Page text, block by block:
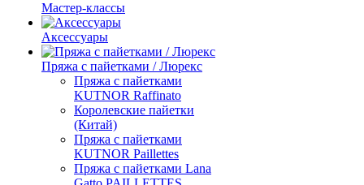
Мастер-классы
Аксессуары
Пряжа с пайетками / Люрекс
Пряжа с пайетками
KUTNOR Raffinato
Королевские пайетки
(Китай)
Пряжа с пайетками
KUTNOR Paillettes
Пряжа с пайетками Lana